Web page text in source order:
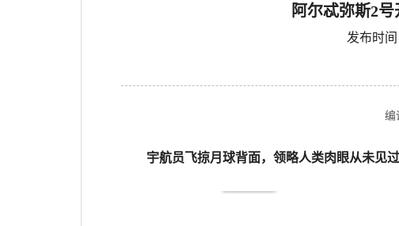
阿尔忒弥斯2
发布时间
编
宇航员飞掠月球背面，领略人类肉眼从未见过